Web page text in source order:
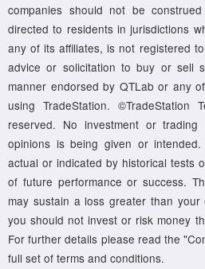
companies should not be
directed to residents in jurisdictions
any of its affiliates, is not registered
advice or solicitation to buy or sell
manner endorsed by QTLab or any
using TradeStation. ©TradeStation
reserved. No investment or trading
opinions is being given or
actual or indicated by historical tests
of future performance or success.
may sustain a loss greater than your
you should not invest or risk money
For further details please read the
full set of terms and conditions.